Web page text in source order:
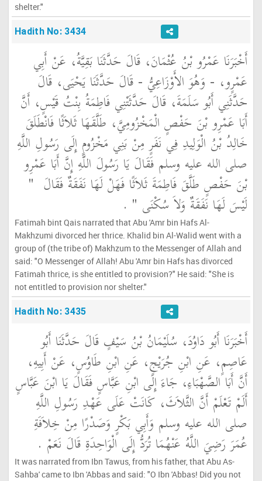
shelter."
Hadith No: 3434
أَخْبَرَنَا عَمْرُو بْنُ عُثْمَانَ، قَالَ حَدَّثَنَا بَقِيَّةُ، عَنْ أَبِي
عَمْرٍو، - وَهُوَ الأَوْزَاعِيُّ - قَالَ حَدَّثَنَا يَحْيَى، قَالَ
حَدَّثَنِي أَبُو سَلَمَةَ، قَالَ حَدَّثَتْنِي فَاطِمَةُ بِنْتُ قَيْسٍ، أَنَّ
أَبَا عَمْرِو بْنَ حَفْصٍ الْمَخْزُومِيَّ، طَلَّقَهَا ثَلاَثًا فَانْطَلَقَ
خَالِدُ بْنُ الْوَلِيدِ فِي نَفَرٍ مِنْ بَنِي مَخْزُومٍ إِلَى رَسُولِ اللَّهِ
صلى الله عليه وسلم فَقَالَ يَا رَسُولَ اللَّهِ إِنَّ أَبَا عَمْرِو
بْنَ حَفْصٍ طَلَّقَ فَاطِمَةَ ثَلاَثًا فَهَلْ لَهَا نَفَقَةٌ فَقَالَ ‏ "‏
لَيْسَ لَهَا نَفَقَةٌ وَلاَ سُكْنَى ‏" ‏ ‏.‏
Fatimah bint Qais narrated that Abu 'Amr bin Hafs Al-
Makhzumi divorced her thrice. Khalid bin Al-Walid went with a
group of (the tribe of) Makhzum to the Messenger of Allah and
said: "O Messenger of Allah! Abu 'Amr bin Hafs has divorced
Fatimah thrice, is she entitled to provision?" He said: "She is
not entitled to provision nor shelter."
Hadith No: 3435
أَخْبَرَنَا أَبُو دَاوُدَ، سُلَيْمَانُ بْنُ سَيْفٍ قَالَ حَدَّثَنَا أَبُو
عَاصِمٍ، عَنِ ابْنِ جُرَيْجٍ، عَنِ ابْنِ طَاوُسٍ، عَنْ أَبِيهِ،
أَنَّ أَبَا الصَّهْبَاءِ، جَاءَ إِلَى ابْنِ عَبَّاسٍ فَقَالَ يَا ابْنَ عَبَّاسٍ
أَلَمْ تَعْلَمْ أَنَّ الثَّلاَثَ، كَانَتْ عَلَى عَهْدِ رَسُولِ اللَّهِ
صلى الله عليه وسلم وَأَبِي بَكْرٍ وَصَدْرًا مِنْ خِلاَفَةِ
عُمَرَ رَضِيَ اللَّهُ عَنْهُمَا تُرَدُّ إِلَى الْوَاحِدَةِ قَالَ نَعَمْ ‏.‏
It was narrated from Ibn Tawus, from his father, that Abu As-
Sahba' came to Ibn 'Abbas and said: "O Ibn 'Abbas! Did you not